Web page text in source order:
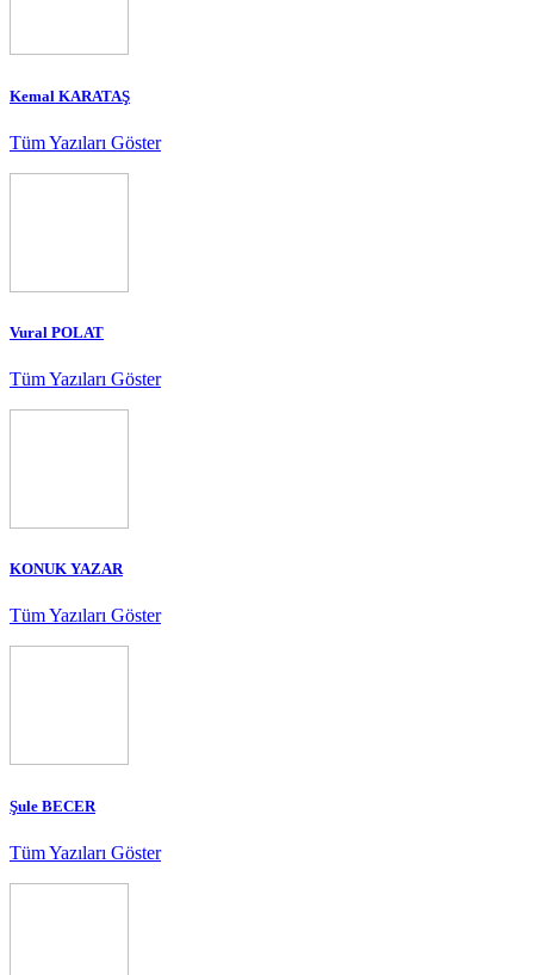
Kemal KARATAŞ
Tüm Yazıları Göster
Vural POLAT
Tüm Yazıları Göster
KONUK YAZAR
Tüm Yazıları Göster
Şule BECER
Tüm Yazıları Göster